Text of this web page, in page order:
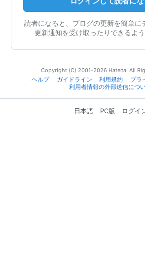
読者になると、ブログの更新を簡単に
更新通知を受け取ったりできるよう
Copyright (C) 2001-2026 Hatena. All
ヘルプ
ガイドライン 利用規約
プラ
利用者情報の外部送信につ
日本語 PC版 ログイ